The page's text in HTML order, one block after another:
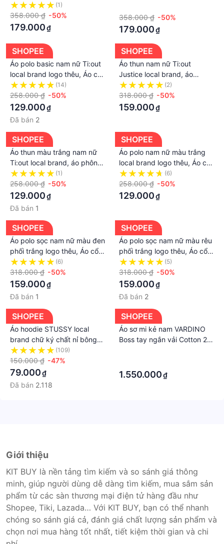
unisex form rộng dày dặn
mềm mịn - Tí Chuột Fashion
(1)
358.000 ₫ -50%
179.000₫
dày dặn mềm mịn - Tí Chuột
Fashion
358.000 ₫ -50%
179.000₫
SHOPEE
Áo polo basic nam nữ Ti:out
local brand logo thêu, Áo cổ
bẻ trơn unisex tay lỡ form
rộng - Tí Chuột Fashion
(14)
258.000 ₫ -50%
129.000₫
Đã bán 2
SHOPEE
Áo thun nam nữ Ti:out
Justice local brand, áo
phông unisex Ti:out tay lỡ
form rộng cotton 100% - Tí
Chuột Fashion
(2)
318.000 ₫ -50%
159.000₫
SHOPEE
Áo thun màu trắng nam nữ
Ti:out local brand, áo phông
trơn form rộng tay lỡ không
xù lông cotton 100% - Tí
Chuột Fashion
(1)
258.000 ₫ -50%
129.000₫
Đã bán 1
SHOPEE
Áo polo nam nữ màu trắng
local brand logo thêu, Áo cổ
bẻ Ti:out trơn unisex tay lỡ
form rộng - Tí Chuột Fashion
(6)
258.000 ₫ -50%
129.000₫
SHOPEE
Áo polo sọc nam nữ màu đen
phối trắng logo thêu, Áo cổ
bẻ phối kẻ sọc unisex tay lỡ
form rộng - Tí Chuột Fashion
(6)
318.000 ₫ -50%
159.000₫
Đã bán 1
SHOPEE
Áo polo sọc nam nữ màu rêu
phối trắng logo thêu, Áo cổ
bẻ phối kẻ sọc unisex tay lỡ
form rộng - Tí Chuột Fashion
(5)
318.000 ₫ -50%
159.000₫
Đã bán 2
SHOPEE
Áo hoodie STUSSY local
brand chữ ký chất nỉ bông
dày 350gsm Áo nỉ nam nữ
ngày trở rét hottrend 2023
(109)
150.000 ₫ -47%
79.000₫
Đã bán 2.118
SHOPEE
Áo sơ mi kẻ nam VARDINO
Boss tay ngắn vải Cotton 2
1.550.000₫
Giới thiệu
KIT BUY là nền tảng tìm kiếm và so sánh giá thông
minh, giúp người dùng dễ dàng tìm kiếm, mua sắm sản
phẩm từ các sàn thương mại điện tử hàng đầu như
Shopee, Tiki, Lazada… Với KIT BUY, bạn có thể nhanh
chóng so sánh giá cả, đánh giá chất lượng sản phẩm và
chọn nơi mua hàng tốt nhất, tiết kiệm thời gian và chi